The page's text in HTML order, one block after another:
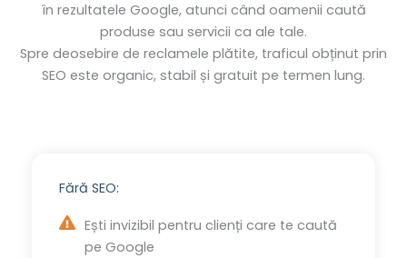
în rezultatele Google, atunci când oamenii caută
produse sau servicii ca ale tale.
Spre deosebire de reclamele plătite, traficul obținut prin
SEO este organic, stabil și gratuit pe termen lung.
Fără SEO:
Ești invizibil pentru clienți care te caută
pe Google